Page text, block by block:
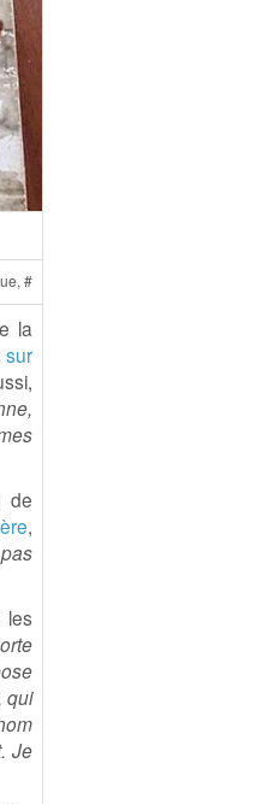
#
la
sur
de
,
qui
Je